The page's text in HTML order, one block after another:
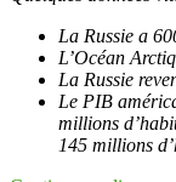
La Russie a
L’Océan
La Russie
Le PIB
millions
145 millions